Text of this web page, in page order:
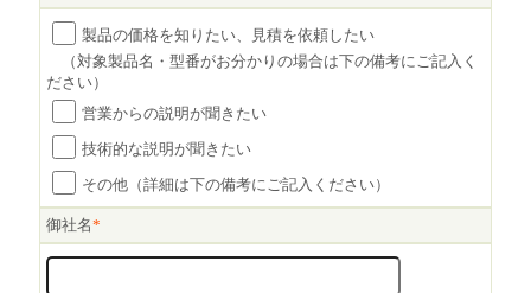
製品の価格を知りたい、見積を依頼したい
（対象製品名・型番がお分かりの場合は下の備考にご記入く
ださい）
営業からの説明が聞きたい
技術的な説明が聞きたい
その他（詳細は下の備考にご記入ください）
御社名*